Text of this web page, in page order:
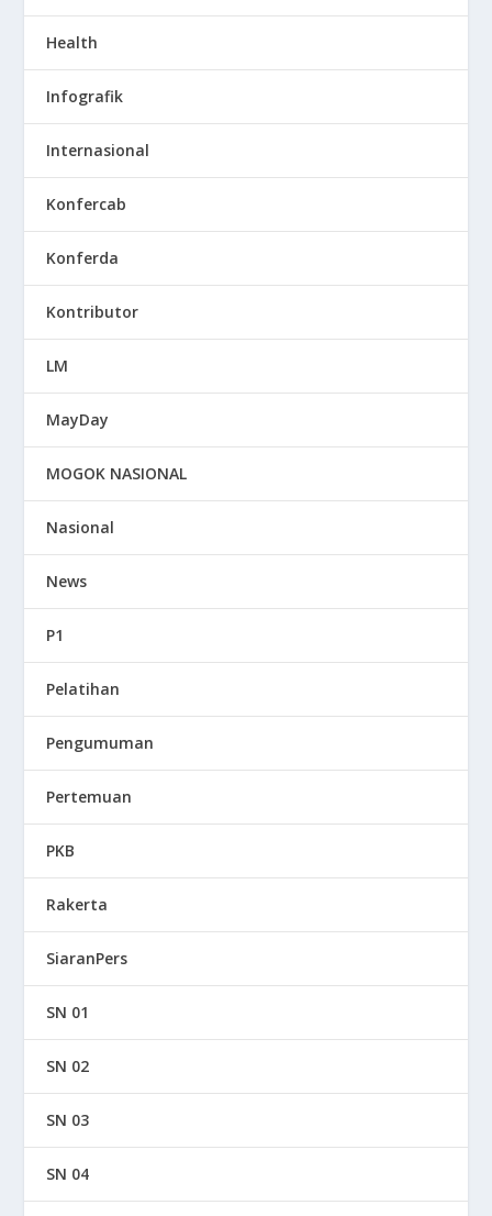
Health
Infografik
Internasional
Konfercab
Konferda
Kontributor
LM
MayDay
MOGOK NASIONAL
Nasional
News
P1
Pelatihan
Pengumuman
Pertemuan
PKB
Rakerta
SiaranPers
SN 01
SN 02
SN 03
SN 04